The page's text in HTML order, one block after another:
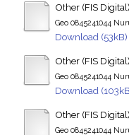
Other (FIS Digital)
Geo 0845241044
Download (53kB)
Other (FIS Digital)
Geo 0845241044
Download
Other (FIS Digital)
Geo 0845241044